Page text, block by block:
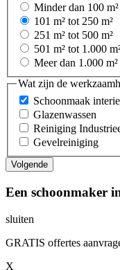
Minder dan 100 m²
101 m² tot 250 m²
251 m² tot 500 m²
501 m² tot 1.000
Meer dan 1.000 m²
Wat zijn de
Schoonmaak
Glazenwassen
Reiniging
Gevelreiniging
Een schoonmaker
sluiten
GRATIS offertes
X